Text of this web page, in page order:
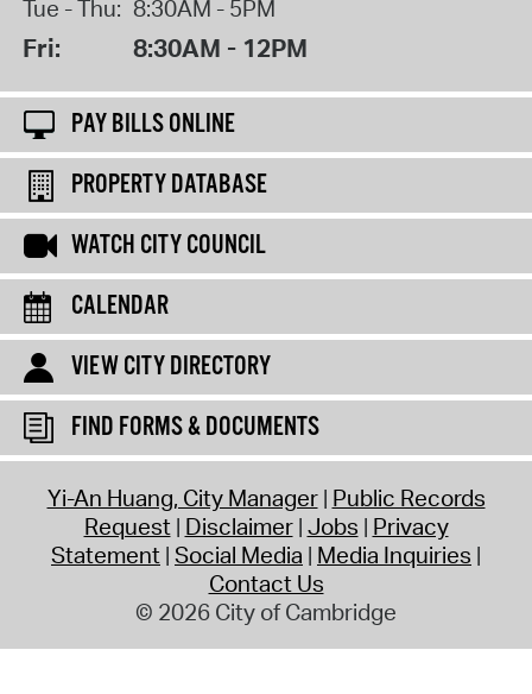
Tue - Thu: 8:30AM - 5PM
Fri: 8:30AM - 12PM
PAY BILLS ONLINE
PROPERTY DATABASE
WATCH CITY COUNCIL
CALENDAR
VIEW CITY DIRECTORY
FIND FORMS & DOCUMENTS
Yi-An Huang, City Manager Public Records
Request Disclaimer Jobs Privacy
Statement Social Media Media Inquiries
Contact Us
© 2026 City of Cambridge